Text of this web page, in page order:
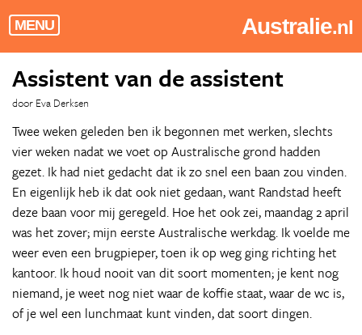
MENU Australie.nl
Assistent van de assistent
door Eva Derksen
Twee weken geleden ben ik begonnen met werken, slechts
vier weken nadat we voet op Australische grond hadden
gezet. Ik had niet gedacht dat ik zo snel een baan zou vinden.
En eigenlijk heb ik dat ook niet gedaan, want Randstad heeft
deze baan voor mij geregeld. Hoe het ook zei, maandag 2 april
was het zover; mijn eerste Australische werkdag. Ik voelde me
weer even een brugpieper, toen ik op weg ging richting het
kantoor. Ik houd nooit van dit soort momenten; je kent nog
niemand, je weet nog niet waar de koffie staat, waar de wc is,
of je wel een lunchmaat kunt vinden, dat soort dingen.